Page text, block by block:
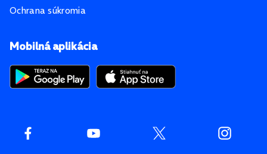
Mobilná aplikácia
Ochrana súkromia